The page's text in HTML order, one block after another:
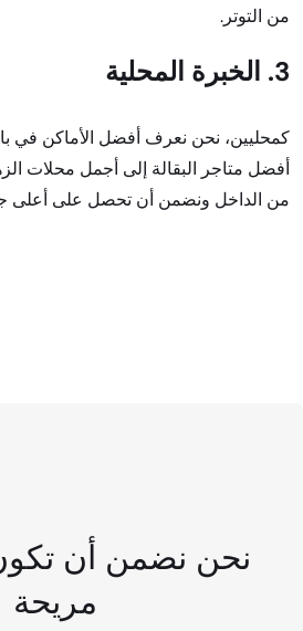
من التوتر.
3. الخبرة المحلية
كمحليين، نحن نعرف أفضل الأماكن في
أفضل متاجر البقالة إلى أجمل محلات
من الداخل ونضمن أن تحصل على أعلى
نحن نضمن أن
مريحة